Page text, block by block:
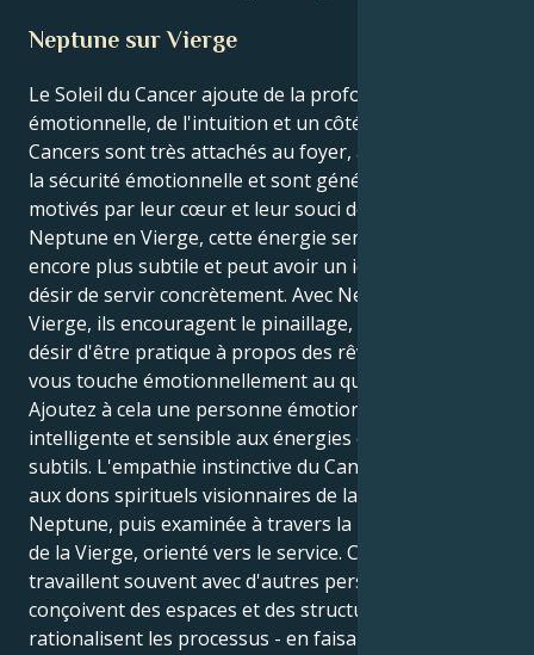
Neptune sur Vierge
Le Soleil du Cancer ajoute de la profondeur
émotionnelle, de l'intuition et un côté nourricier. Les
Cancers sont très attachés au foyer, à la famille et à
la sécurité émotionnelle et sont généralement
motivés par leur cœur et leur souci des autres. Avec
Neptune en Vierge, cette énergie sensible devient
encore plus subtile et peut avoir un idéalisme et un
désir de servir concrètement. Avec Neptune en
Vierge, ils encouragent le pinaillage, l'analyse et le
désir d'être pratique à propos des rêves ou de ce qui
vous touche émotionnellement au quotidien.
Ajoutez à cela une personne émotionnellement
intelligente et sensible aux énergies et modèles
subtils. L'empathie instinctive du Cancer est associée
aux dons spirituels visionnaires de la sensibilité de
Neptune, puis examinée à travers la lentille du cœur
de la Vierge, orienté vers le service. Ces personnes
travaillent souvent avec d'autres personnes,
conçoivent des espaces et des structures, ou
rationalisent les processus - en faisant preuve